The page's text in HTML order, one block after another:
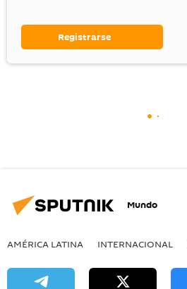
Registrarse
Mundo
AMÉRICA LATINA INTERNACIONAL